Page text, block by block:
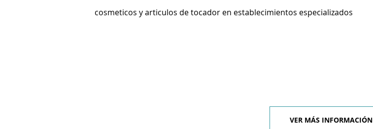
cosmeticos y articulos de tocador en establecimientos especializados
VER MÁS INFORMACIÓN